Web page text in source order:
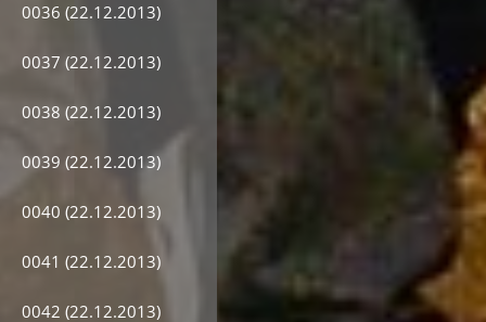
0036 (22.12.2013)
0037 (22.12.2013)
0038 (22.12.2013)
0039 (22.12.2013)
0040 (22.12.2013)
0041 (22.12.2013)
0042 (22.12.2013)